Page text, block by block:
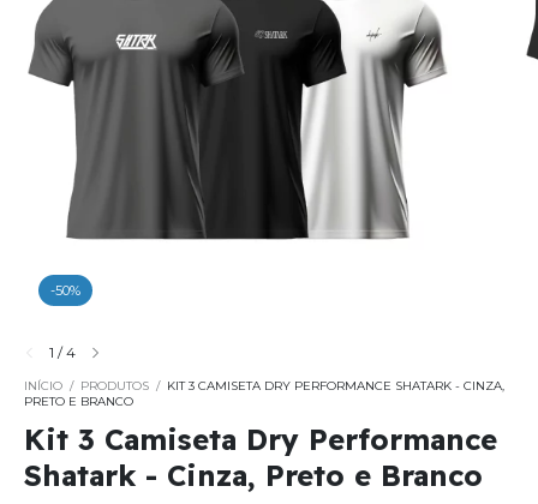
-50%
1 /4
INÍCIO / PRODUTOS / KIT 3 CAMISETA DRY PERFORMANCE SHATARK - CINZA,
PRETO E BRANCO
Kit 3 Camiseta Dry Performance
Shatark - Cinza, Preto e Branco